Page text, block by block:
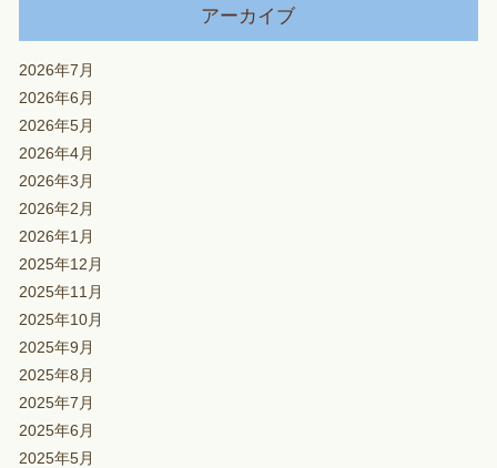
アーカイブ
2026年7月
2026年6月
2026年5月
2026年4月
2026年3月
2026年2月
2026年1月
2025年12月
2025年11月
2025年10月
2025年9月
2025年8月
2025年7月
2025年6月
2025年5月